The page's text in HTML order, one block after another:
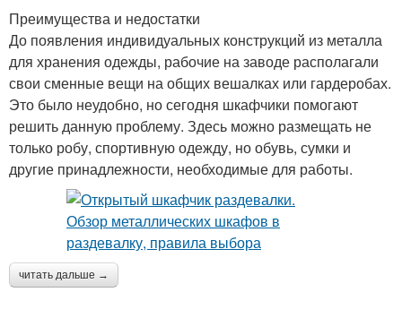
Преимущества и недостатки
До появления индивидуальных конструкций из металла
для хранения одежды, рабочие на заводе располагали
свои сменные вещи на общих вешалках или гардеробах.
Это было неудобно, но сегодня шкафчики помогают
решить данную проблему. Здесь можно размещать не
только робу, спортивную одежду, но обувь, сумки и
другие принадлежности, необходимые для работы.
читать дальше →